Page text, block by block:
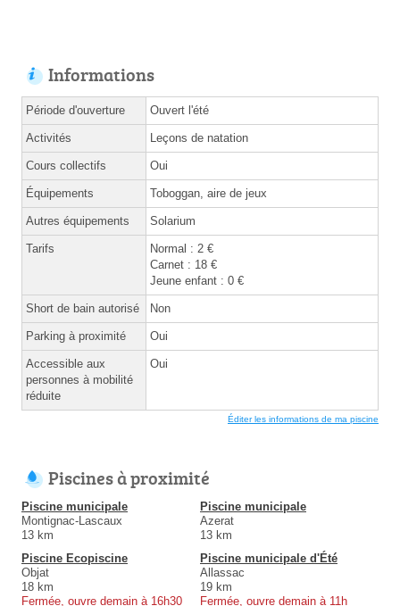
Informations
Période d'ouverture Ouvert l'été
Activités Leçons de natation
Cours collectifs Oui
Équipements Toboggan, aire de jeux
Autres équipements Solarium
Tarifs
Normal : 2 €
Carnet : 18 €
Jeune enfant : 0 €
Short de bain autorisé Non
Parking à proximité Oui
Accessible aux
personnes à mobilité
réduite
Oui
Éditer les informations de ma piscine
Piscines à proximité
Piscine municipale
Montignac-Lascaux
13 km
Piscine municipale
Azerat
13 km
Piscine Ecopiscine
Objat
18 km
Fermée, ouvre demain à 16h30
Piscine municipale d'Été
Allassac
19 km
Fermée, ouvre demain à 11h